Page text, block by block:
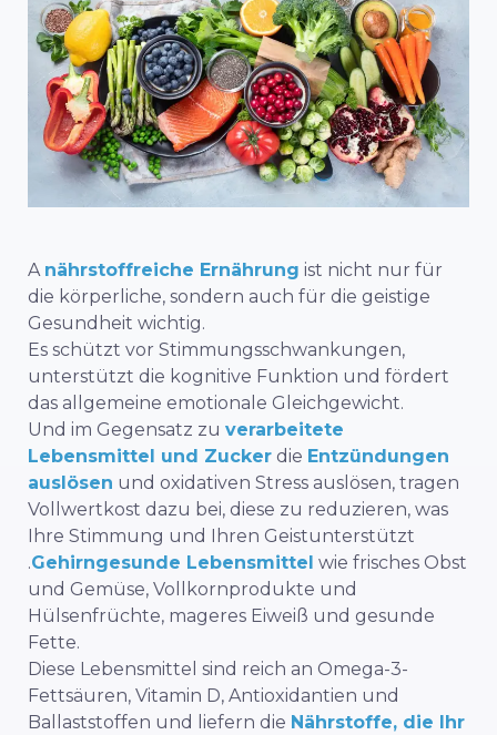
A nährstoffreiche Ernährung ist nicht nur für
die körperliche, sondern auch für die geistige
Gesundheit wichtig.
Es schützt vor Stimmungsschwankungen,
unterstützt die kognitive Funktion und fördert
das allgemeine emotionale Gleichgewicht.
Und im Gegensatz zu verarbeitete
Lebensmittel und Zucker die Entzündungen
auslösen und oxidativen Stress auslösen, tragen
Vollwertkost dazu bei, diese zu reduzieren, was
Ihre Stimmung und Ihren Geistunterstützt
.Gehirngesunde Lebensmittel wie frisches Obst
und Gemüse, Vollkornprodukte und
Hülsenfrüchte, mageres Eiweiß und gesunde
Fette.
Diese Lebensmittel sind reich an Omega-3-
Fettsäuren, Vitamin D, Antioxidantien und
Ballaststoffen und liefern die Nährstoffe, die Ihr